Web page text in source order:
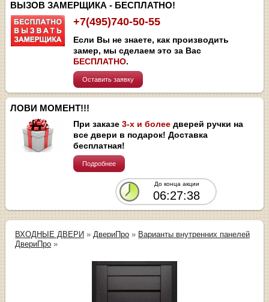
ВЫЗОВ ЗАМЕРЩИКА - БЕСПЛАТНО!
+7(495)740-50-55
Если Вы не знаете, как производить
замер, мы сделаем это за Вас
БЕСПЛАТНО.
Оставить заявку
ЛОВИ МОМЕНТ!!!
При заказе3-х и более дверей ручки на
все двери в подарок! Доставка
бесплатная!
Подробнее
До конца акции
06:27:38
ВХОДНЫЕ ДВЕРИ » ДвериПро » Варианты внутренних панелей
ДвериПро »